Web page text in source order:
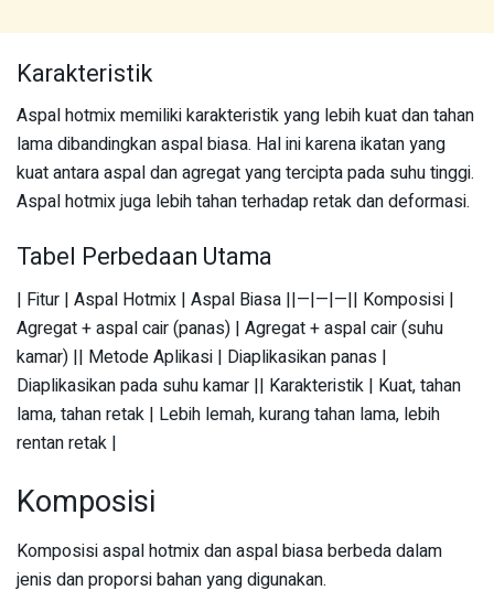
Karakteristik
Aspal hotmix memiliki karakteristik yang lebih kuat dan tahan
lama dibandingkan aspal biasa. Hal ini karena ikatan yang
kuat antara aspal dan agregat yang tercipta pada suhu tinggi.
Aspal hotmix juga lebih tahan terhadap retak dan deformasi.
Tabel Perbedaan Utama
| Fitur | Aspal Hotmix | Aspal Biasa ||—|—|—|| Komposisi |
Agregat + aspal cair (panas) | Agregat + aspal cair (suhu
kamar) || Metode Aplikasi | Diaplikasikan panas |
Diaplikasikan pada suhu kamar || Karakteristik | Kuat, tahan
lama, tahan retak | Lebih lemah, kurang tahan lama, lebih
rentan retak |
Komposisi
Komposisi aspal hotmix dan aspal biasa berbeda dalam
jenis dan proporsi bahan yang digunakan.